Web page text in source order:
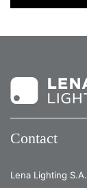
Contact
Lena Lighting S.A.